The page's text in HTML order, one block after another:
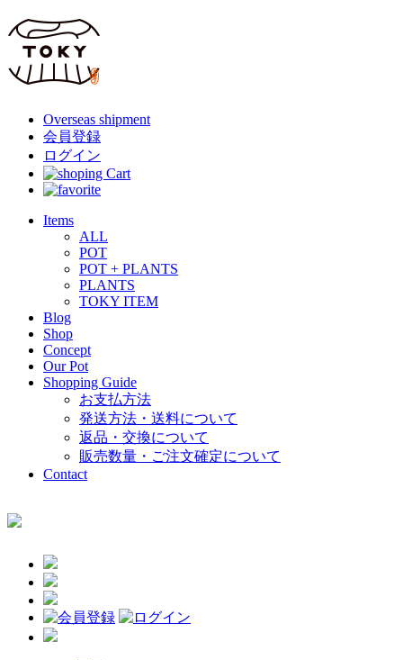
Overseas shipment
会員登録
ログイン
Items
ALL
POT
POT + PLANTS
PLANTS
TOKY ITEM
Blog
Shop
Concept
Our Pot
Shopping Guide
お支払方法
発送方法・送料について
返品・交換について
販売数量・ご注文確定について
Contact